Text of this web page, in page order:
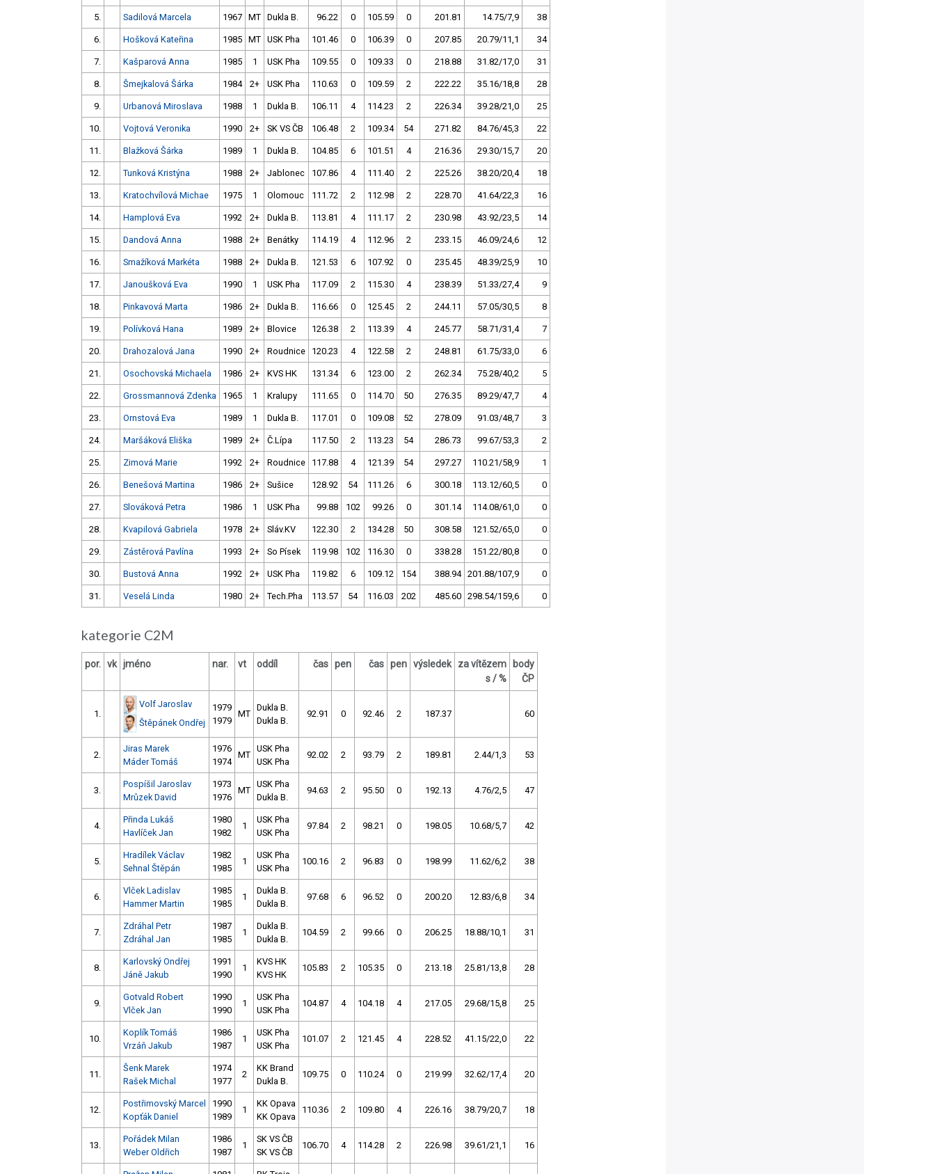
5. Sadilová Marcela 1967 MT Dukla B. 96.22 0 105.59 0 201.81 14.75/7,9 38
6. Hošková Kateřina 1985 MT USK Pha 101.46 0 106.39 0 207.85 20.79/11,1 34
7. Kašparová Anna 1985 1 USK Pha 109.55 0 109.33 0 218.88 31.82/17,0 31
8. Šmejkalová Šárka 1984 2+ USK Pha 110.63 0 109.59 2 222.22 35.16/18,8 28
9. Urbanová Miroslava 1988 1 Dukla B. 106.11 4 114.23 2 226.34 39.28/21,0 25
10. Vojtová Veronika 1990 2+ SK VS ČB 106.48 2 109.34 54 271.82 84.76/45,3 22
11. Blažková Šárka 1989 1 Dukla B. 104.85 6 101.51 4 216.36 29.30/15,7 20
12. Tunková Kristýna 1988 2+ Jablonec 107.86 4 111.40 2 225.26 38.20/20,4 18
13. Kratochvílová Michae 1975 1 Olomouc 111.72 2 112.98 2 228.70 41.64/22,3 16
14. Hamplová Eva 1992 2+ Dukla B. 113.81 4 111.17 2 230.98 43.92/23,5 14
15. Dandová Anna 1988 2+ Benátky 114.19 4 112.96 2 233.15 46.09/24,6 12
16. Smažíková Markéta 1988 2+ Dukla B. 121.53 6 107.92 0 235.45 48.39/25,9 10
17. Janoušková Eva 1990 1 USK Pha 117.09 2 115.30 4 238.39 51.33/27,4 9
18. Pinkavová Marta 1986 2+ Dukla B. 116.66 0 125.45 2 244.11 57.05/30,5 8
19. Polívková Hana 1989 2+ Blovice 126.38 2 113.39 4 245.77 58.71/31,4 7
20. Drahozalová Jana 1990 2+ Roudnice 120.23 4 122.58 2 248.81 61.75/33,0 6
21. Osochovská Michaela 1986 2+ KVS HK 131.34 6 123.00 2 262.34 75.28/40,2 5
22. Grossmannová Zdenka 1965 1 Kralupy 111.65 0 114.70 50 276.35 89.29/47,7 4
23. Ornstová Eva 1989 1 Dukla B. 117.01 0 109.08 52 278.09 91.03/48,7 3
24. Maršáková Eliška 1989 2+ Č.Lípa 117.50 2 113.23 54 286.73 99.67/53,3 2
25. Zimová Marie 1992 2+ Roudnice 117.88 4 121.39 54 297.27 110.21/58,9 1
26. Benešová Martina 1986 2+ Sušice 128.92 54 111.26 6 300.18 113.12/60,5 0
27. Slováková Petra 1986 1 USK Pha 99.88 102 99.26 0 301.14 114.08/61,0 0
28. Kvapilová Gabriela 1978 2+ Sláv.KV 122.30 2 134.28 50 308.58 121.52/65,0 0
29. Zástěrová Pavlína 1993 2+ So Písek 119.98 102 116.30 0 338.28 151.22/80,8 0
30. Bustová Anna 1992 2+ USK Pha 119.82 6 109.12 154 388.94 201.88/107,9 0
31. Veselá Linda 1980 2+ Tech.Pha 113.57 54 116.03 202 485.60 298.54/159,6 0
kategorie C2M
por. vk jméno nar. vt oddíl čas pen čas pen výsledek
za vítězem
s / %
body
ČP
1.
Volf Jaroslav
Štěpánek Ondřej
1979
1979
MT
Dukla B.
Dukla B.
92.91 0 92.46 2 187.37 60
2.
Jiras Marek
Máder Tomáš
1976
1974
MT
USK Pha
USK Pha
92.02 2 93.79 2 189.81 2.44/1,3 53
3.
Pospíšil Jaroslav
Mrůzek David
1973
1976
MT
USK Pha
Dukla B.
94.63 2 95.50 0 192.13 4.76/2,5 47
4.
Přinda Lukáš
Havlíček Jan
1980
1982
1
USK Pha
USK Pha
97.84 2 98.21 0 198.05 10.68/5,7 42
5.
Hradílek Václav
Sehnal Štěpán
1982
1985
1
USK Pha
USK Pha
100.16 2 96.83 0 198.99 11.62/6,2 38
6.
Vlček Ladislav
Hammer Martin
1985
1985
1
Dukla B.
Dukla B.
97.68 6 96.52 0 200.20 12.83/6,8 34
7.
Zdráhal Petr
Zdráhal Jan
1987
1985
1
Dukla B.
Dukla B.
104.59 2 99.66 0 206.25 18.88/10,1 31
8.
Karlovský Ondřej
Jáně Jakub
1991
1990
1
KVS HK
KVS HK
105.83 2 105.35 0 213.18 25.81/13,8 28
9.
Gotvald Robert
Vlček Jan
1990
1990
1
USK Pha
USK Pha
104.87 4 104.18 4 217.05 29.68/15,8 25
10.
Koplík Tomáš
Vrzáň Jakub
1986
1987
1
USK Pha
USK Pha
101.07 2 121.45 4 228.52 41.15/22,0 22
11.
Šenk Marek
Rašek Michal
1974
1977
2
KK Brand
Dukla B.
109.75 0 110.24 0 219.99 32.62/17,4 20
12.
Postřimovský Marcel
Kopťák Daniel
1990
1989
1
KK Opava
KK Opava
110.36 2 109.80 4 226.16 38.79/20,7 18
13.
Pořádek Milan
Weber Oldřich
1986
1987
1
SK VS ČB
SK VS ČB
106.70 4 114.28 2 226.98 39.61/21,1 16